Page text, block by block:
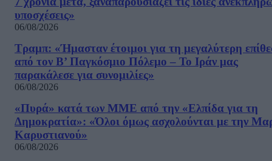
υποσχέσεις»
06/08/2026
Τραμπ: «Ήμασταν έτοιμοι για τη μεγαλύτερη
από τον Β’ Παγκόσμιο Πόλεμο – Το Ιράν μας
παρακάλεσε για συνομιλίες»
06/08/2026
«Πυρά» κατά των ΜΜΕ από την «Ελπίδα για τη
Δημοκρατία»: «Όλοι όμως ασχολούνται με την
Καρυστιανού»
06/08/2026